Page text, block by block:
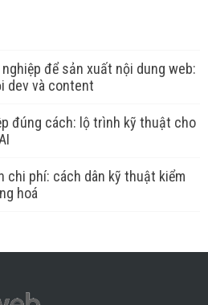
để sản xuất nội dung web:
dev và content
đúng cách: lộ trình kỹ thuật cho
chi phí: cách dân kỹ thuật kiểm
hoá